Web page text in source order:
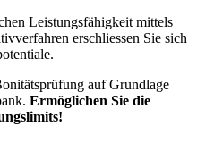
Leistungsfähigkeit mittels
erschliessen Sie sich
auf Grundlage
Ermöglichen Sie die